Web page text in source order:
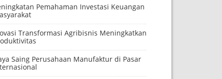
Pemahaman Investasi Keuangan
Transformasi Agribisnis Meningkatkan
Saing Perusahaan Manufaktur di Pasar